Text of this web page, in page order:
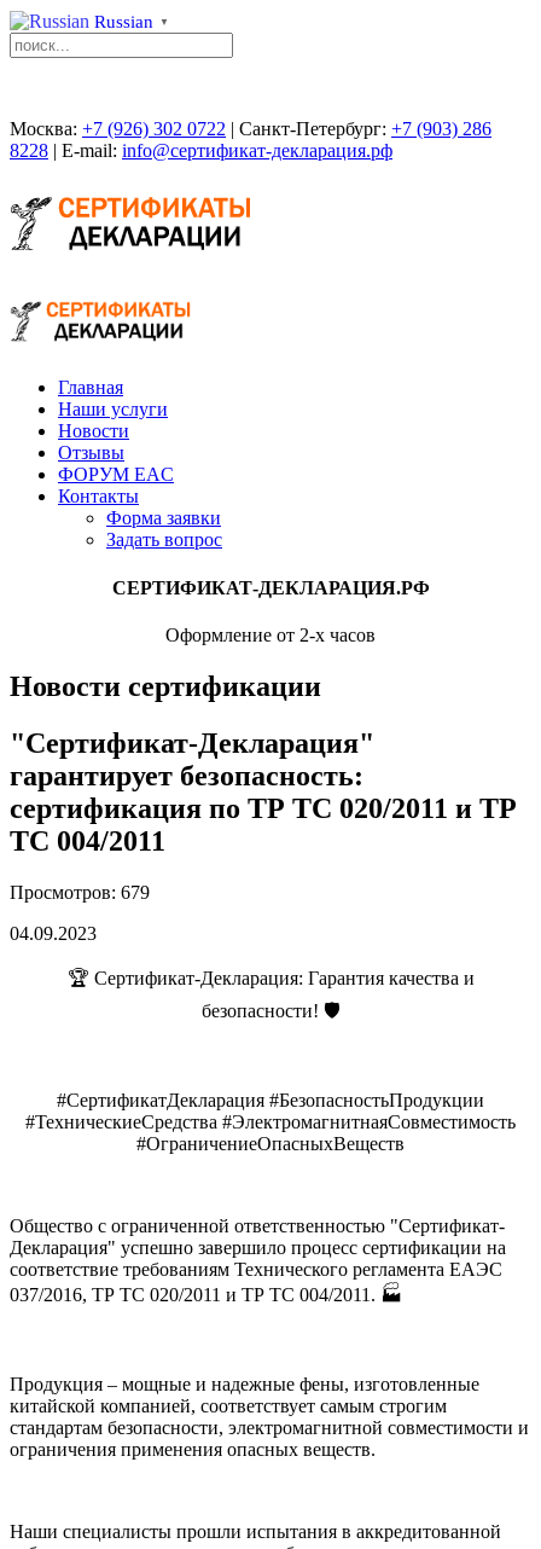
Russian ▼
Москва: +7 (926) 302 0722 | Санкт-Петербург: +7 (903) 286
8228 | E-mail: info@сертификат-декларация.рф
Главная
Наши услуги
Новости
Отзывы
ФОРУМ EAC
Контакты
Форма заявки
Задать вопрос
СЕРТИФИКАТ-ДЕКЛАРАЦИЯ.РФ
Оформление от 2-х часов
Новости сертификации
"Сертификат-Декларация"
гарантирует безопасность:
сертификация по ТР ТС 020/2011 и ТР
ТС 004/2011
Просмотров: 679
04.09.2023
🏆 Сертификат-Декларация: Гарантия качества и
безопасности! 🛡️
#СертификатДекларация #БезопасностьПродукции
#ТехническиеСредства #ЭлектромагнитнаяСовместимость
#ОграничениеОпасныхВеществ
Общество с ограниченной ответственностью "Сертификат-
Декларация" успешно завершило процесс сертификации на
соответствие требованиям Технического регламента ЕАЭС
037/2016, ТР ТС 020/2011 и ТР ТС 004/2011. 🏭
Продукция – мощные и надежные фены, изготовленные
китайской компанией, соответствует самым строгим
стандартам безопасности, электромагнитной совместимости и
ограничения применения опасных веществ.
Наши специалисты прошли испытания в аккредитованной